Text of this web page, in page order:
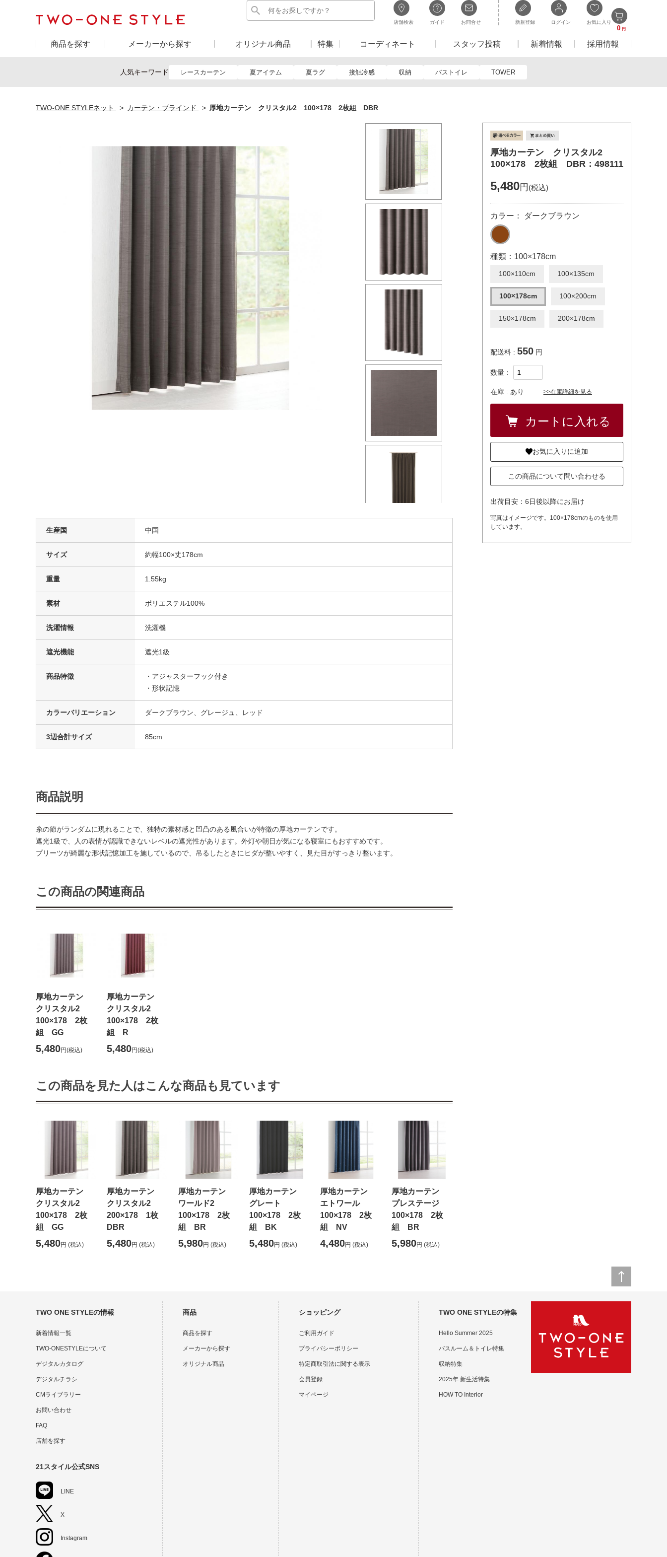
店舗検索 ガイド お問合せ 新規登録 ログイン お気に入り
0 円
商品を探す メーカーから探す オリジナル商品 特集 コーディネート スタッフ投稿 新着情報 採用情報
人気キーワード レースカーテン 夏アイテム 夏ラグ 接触冷感 収納 バストイレ TOWER
厚地カーテン クリスタル2
100×178 2枚組 DBR：498111
5,480円 (税込)
カラー： ダークブラウン
種類：100×178cm
100×110cm 100×135cm
100×178cm 100×200cm
150×178cm 200×178cm
配送料 : 550 円
数量：
在庫 : あり >>在庫詳細を見る
お気に入りに追加
この商品について問い合わせる
出荷目安：6日後以降にお届け
写真はイメージです。100×178cmのものを使用
しています。
TWO-ONE STYLEネット カーテン・ブラインド 厚地カーテン クリスタル2 100×178 2枚組 DBR
生産国 中国
サイズ 約幅100×丈178cm
重量 1.55kg
素材 ポリエステル100%
洗濯情報 洗濯機
遮光機能 遮光1級
商品特徴
・アジャスターフック付き
・形状記憶
カラーバリエーション ダークブラウン、グレージュ、レッド
3辺合計サイズ 85cm
商品説明
糸の節がランダムに現れることで、独特の素材感と凹凸のある風合いが特徴の厚地カーテンです。
遮光1級で、人の表情が認識できないレベルの遮光性があります。外灯や朝日が気になる寝室にもおすすめです。
プリーツが綺麗な形状記憶加工を施しているので、吊るしたときにヒダが整いやすく、見た目がすっきり整います。
この商品の関連商品
厚地カーテン
クリスタル2
100×178 2枚
組 GG
5,480円(税込)
厚地カーテン
クリスタル2
100×178 2枚
組 R
5,480円(税込)
この商品を見た人はこんな商品も見ています
厚地カーテン
クリスタル2
100×178 2枚
組 GG
5,480円 (税込)
厚地カーテン
クリスタル2
200×178 1枚
DBR
5,480円 (税込)
厚地カーテン
ワールド2
100×178 2枚
組 BR
5,980円 (税込)
厚地カーテン
グレート
100×178 2枚
組 BK
5,480円 (税込)
厚地カーテン
エトワール
100×178 2枚
組 NV
4,480円 (税込)
厚地カーテン
プレステージ
100×178 2枚
組 BR
5,980円 (税込)
TWO ONE STYLEの情報
新着情報一覧
TWO-ONESTYLEについて
デジタルカタログ
デジタルチラシ
CMライブラリー
お問い合わせ
FAQ
店舗を探す
21スタイル公式SNS
LINE
X
Instagram
商品
商品を探す
メーカーから探す
オリジナル商品
ショッピング
ご利用ガイド
プライバシーポリシー
特定商取引法に関する表示
会員登録
マイページ
TWO ONE STYLEの特集
Hello Summer 2025
バスルーム＆トイレ特集
収納特集
2025年 新生活特集
HOW TO Interior